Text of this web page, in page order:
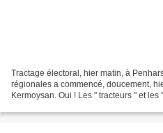
Tractage électoral, hier matin, à
régionales a commencé, doucement,
Kermoysan. Oui ! Les " tracteurs " et les